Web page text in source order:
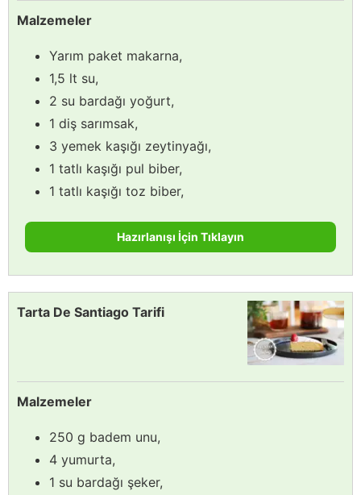
Malzemeler
Yarım paket makarna,
1,5 lt su,
2 su bardağı yoğurt,
1 diş sarımsak,
3 yemek kaşığı zeytinyağı,
1 tatlı kaşığı pul biber,
1 tatlı kaşığı toz biber,
Hazırlanışı İçin Tıklayın
Tarta De Santiago Tarifi
Malzemeler
250 g badem unu,
4 yumurta,
1 su bardağı şeker,